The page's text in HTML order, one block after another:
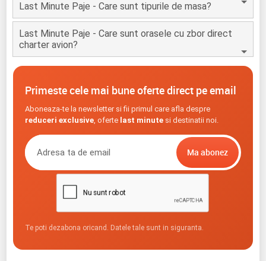
Last Minute Paje - Care sunt tipurile de masa?
Last Minute Paje - Care sunt orasele cu zbor direct
charter avion?
Primeste cele mai bune oferte direct pe email
Aboneaza-te la newsletter si fii primul care afla despre
reduceri exclusive, oferte last minutesi destinatii noi.
Te poti dezabona oricand. Datele tale sunt in siguranta.